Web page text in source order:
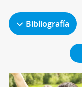
Bibliografía